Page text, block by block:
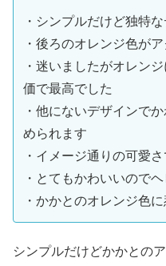
・シンプルだけど独特
・後ろのオレンジ色が
・迷いましたがオレン
価で最高でした
・他にないデザインで
められます
・イメージ通りの可愛
・とてもかわいいので
・かかとのオレンジ色
シンプルだけどかかとの